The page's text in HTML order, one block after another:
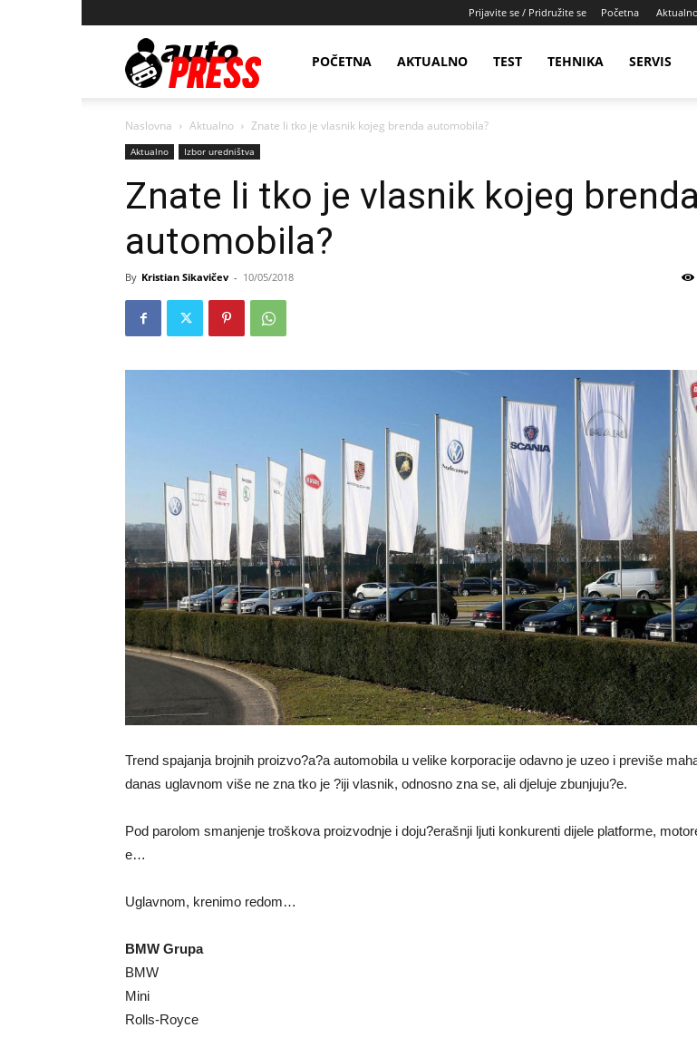
Prijavite se / Pridružite se Početna Aktualno
AutopressHRPOČETNA AKTUALNO TEST TEHNIKA SERVIS
Naslovna Aktualno Znate li tko je vlasnik kojeg brenda automobila?
Aktualno Izbor uredništva
Znate li tko je vlasnik kojeg brenda
automobila?
By Kristian Sikavičev - 10/05/2018
Trend spajanja brojnih proizvo?a?a automobila u velike korporacije odavno je uzeo i previše
danas uglavnom više ne zna tko je ?iji vlasnik, odnosno zna se, ali djeluje zbunjuju?e.
Pod parolom smanjenje troškova proizvodnje i doju?erašnji ljuti konkurenti dijele platforme,
e…
Uglavnom, krenimo redom…
BMW Grupa
BMW
Mini
Rolls-Royce